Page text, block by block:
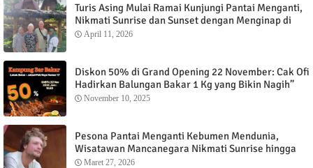
Turis Asing Mulai Ramai Kunjungi Pantai Menganti,
Nikmati Sunrise dan Sunset dengan Menginap di
Menganti Cottage
April 11, 2026
Diskon 50% di Grand Opening 22 November: Cak Ofi
Hadirkan Balungan Bakar 1 Kg yang Bikin Nagih”
November 10, 2025
Pesona Pantai Menganti Kebumen Mendunia,
Wisatawan Mancanegara Nikmati Sunrise hingga
Sunset dari Menganti Cottage
Maret 27, 2026